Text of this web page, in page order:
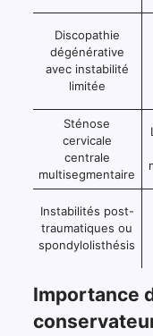
Discopathie
dégénérative
avec instabilité
limitée
Sténose
cervicale
centrale
multisegmentaire
Instabilités post-
traumatiques ou
spondylolisthésis
Importance